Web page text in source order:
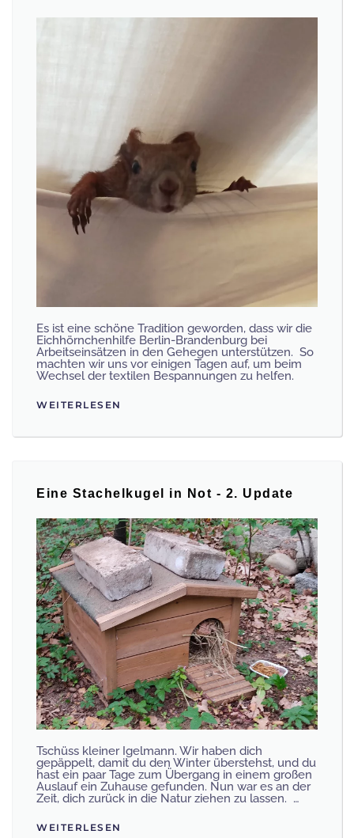
Es ist eine schöne Tradition geworden, dass wir die
Eichhörnchenhilfe Berlin-Brandenburg bei
Arbeitseinsätzen in den Gehegen unterstützen. So
machten wir uns vor einigen Tagen auf, um beim
Wechsel der textilen Bespannungen zu helfen.
WEITERLESEN
Eine Stachelkugel in Not - 2. Update
Tschüss kleiner Igelmann. Wir haben dich
gepäppelt, damit du den Winter überstehst, und du
hast ein paar Tage zum Übergang in einem großen
Auslauf ein Zuhause gefunden. Nun war es an der
Zeit, dich zurück in die Natur ziehen zu lassen. …
WEITERLESEN